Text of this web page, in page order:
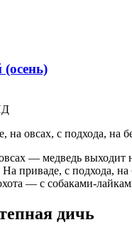
Д
на овсах, с подхода, на
— медведь выходит
На приваде, с подхода, на
— с собаками-
дичь